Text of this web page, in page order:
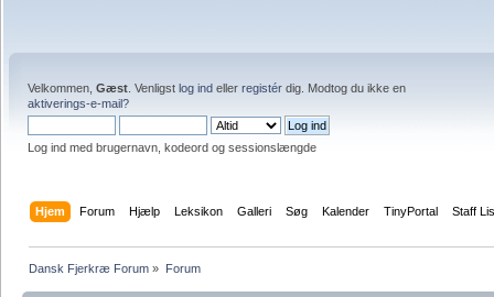
Velkommen, Gæst . Venligst log ind eller registér dig. Modtog du ikke en
aktiverings-e-mail?
Log ind med brugernavn, kodeord og sessionslængde
Hjem Forum Hjælp Leksikon Galleri Søg Kalender TinyPortal Staff
Dansk Fjerkræ Forum » Forum